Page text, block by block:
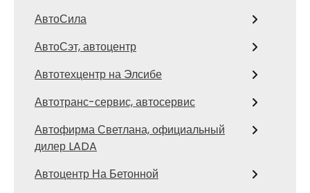
АвтоСила
АвтоСэт, автоцентр
Автотехцентр на Элсибе
Автотранс-сервис, автосервис
Автофирма Светлана, официальный
дилер LADA
Автоцентр На Бетонной